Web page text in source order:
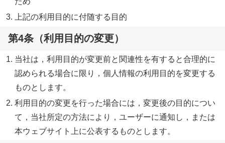
上記の利用目的に付随する目的
第4条（利用目的の変更）
当社は，利用目的が変更前と関連性を有すると合理的に
認められる場合に限り，個人情報の利用目的を変更する
ものとします。
利用目的の変更を行った場合には，変更後の目的につい
て，当社所定の方法により，ユーザーに通知し，または
本ウェブサイト上に公表するものとします。